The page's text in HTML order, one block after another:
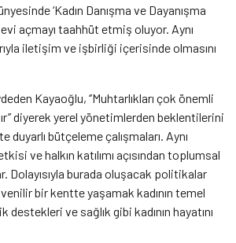
‘Kadın Danışma ve Dayanışma
açmayı taahhüt etmiş oluyor. Aynı
iletişim ve işbirliği içerisinde olmasını
Kayaoğlu, ‘’Muhtarlıkları çok önemli
diyerek yerel yönetimlerden beklentilerini
bütçeleme çalışmaları. Aynı
ve halkın katılımı açısından toplumsal
burada oluşacak politikalar
bir kentte yaşamak kadının temel
ve sağlık gibi kadının hayatını